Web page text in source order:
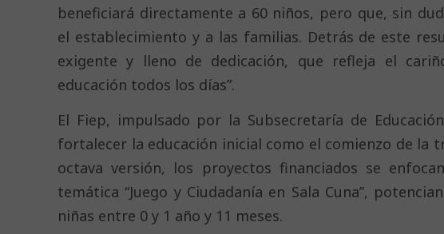
beneficiará directamente a 60 niños, pero que, sin
el establecimiento y a las familias. Detrás de este
exigente y lleno de dedicación, que refleja el
educación todos los días”.
El Fiep, impulsado por la Subsecretaría de
fortalecer la educación inicial como el comienzo de la
octava versión, los proyectos financiados se
temática “Juego y Ciudadanía en Sala Cuna”,
niñas entre 0 y 1 año y 11 meses.